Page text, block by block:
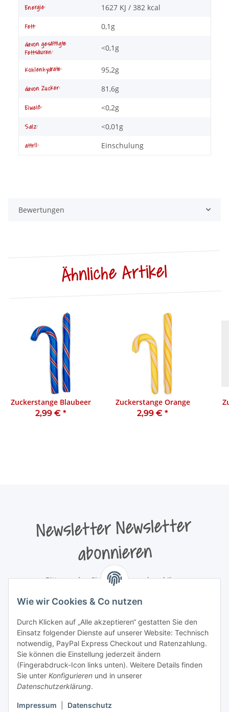
Wie wir Cookies & Co nutzen
Durch Klicken auf „Alle akzeptieren“ gestatten Sie den
Einsatz folgender Dienste auf unserer Website: Technisch
notwendig, PayPal Express Checkout und Ratenzahlung.
Sie können die Einstellung jederzeit ändern
(Fingerabdruck-Icon links unten). Weitere Details finden
Sie unter Konfigurieren und in unserer
Datenschutzerklärung.
Impressum Datenschutz
Energie: 1627 KJ / 382 kcal
Fett: 0,1g
davon gesättigte
Fettsäuren:
<0,1g
Kohlenhydrate: 95,2g
davon Zucker: 81,6g
Eiweiß: <0,2g
Salz: <0,01g
attr11: Einschulung
Bewertungen
Ähnliche Artikel
Zuckerstange Blaubeer
2,99 € *
Zuckerstange Orange
2,99 € *
Newsletter Newsletter
abonnieren
Bitte senden Sie mir entsprechend Ihrer
Informationen zu Ihrem Produktsortiment per E-Mail zu.
Newsletter abonnieren
Newsletter Newsletter abonnieren
Informationen
Gesetzliche Informationen